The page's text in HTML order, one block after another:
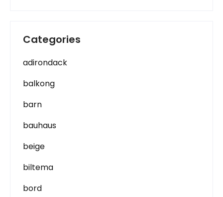
Categories
adirondack
balkong
barn
bauhaus
beige
biltema
bord